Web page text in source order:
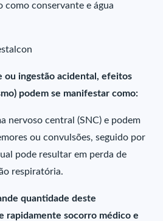
como conservante e água
ou ingestão acidental, efeitos
podem se manifestar como:
nervoso central (SNC) e podem
ou convulsões, seguido por
pode resultar em perda de
respiratória.
quantidade deste
rapidamente socorro médico e